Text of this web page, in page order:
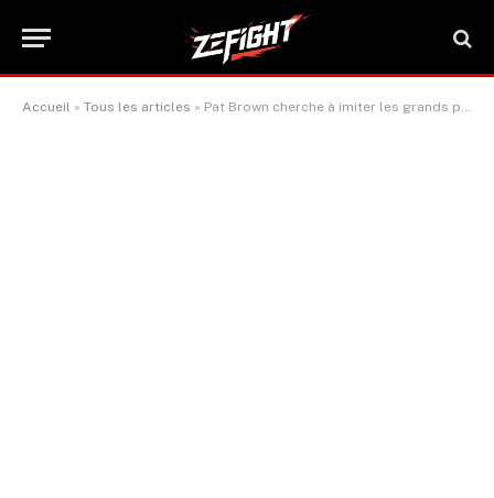
Accueil » Tous les articles » Pat Brown cherche à imiter les grands poids cruiser britanniques.